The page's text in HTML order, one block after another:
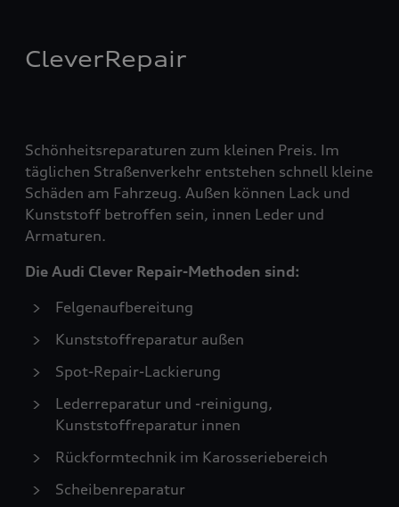
CleverRepair
Schönheitsreparaturen zum kleinen Preis. Im
täglichen Straßenverkehr entstehen schnell kleine
Schäden am Fahrzeug. Außen können Lack und
Kunststoff betroffen sein, innen Leder und
Armaturen.
Die Audi Clever Repair-Methoden sind:
Felgenaufbereitung
Kunststoffreparatur außen
Spot-Repair-Lackierung
Lederreparatur und -reinigung,
Kunststoffreparatur innen
Rückformtechnik im Karosseriebereich
Scheibenreparatur